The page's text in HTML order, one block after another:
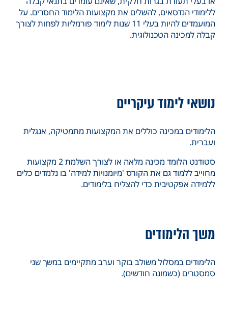
ללימודי הנדסאים, להשלים את מקצועות הלימוד החסרים. על
המועמדים להיות בעלי 11 שנות לימוד פורמליות לפחות לצורך
קבלה למכינה הטכנולוגית.
נושאי לימוד עיקריים
הלימודים במכינה כוללים את המקצועות מתמטיקה, אנגלית
ועברית.
סטודנט הלומד מכינה מלאה או לצורך השלמת 2 מקצועות
מחוייב ללמוד גם את הקורס 'מיומנויות למידה' בו נלמדים כלים
ללמידה אפקטיבית כדי להצליח בלימודים.
משך הלימודים
הלימודים במסלול משולב בוקר וערב מתקיימים במשך שני
סמסטרים (כשמונה חודשים).